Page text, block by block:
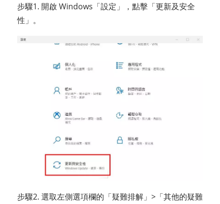
步驟1. 開啟 Windows「設定」，點擊「更新及安全
性」。
步驟2. 選取左側選項欄的「疑難排解」>「其他的疑難